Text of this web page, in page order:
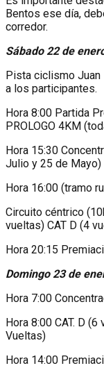
Bentos ese día,
corredor.
Sábado 22 de
Pista ciclismo Juan
a los participantes.
Hora 8:00 Partida
PROLOGO 4KM
Hora 15:30
Julio y 25 de Mayo)
Hora 16:00 (tramo
Circuito céntrico
vueltas) CAT D (4
Hora 20:15
Domingo 23 de
Hora 7:00
Hora 8:00 CAT. D
Vueltas)
Hora 14:00